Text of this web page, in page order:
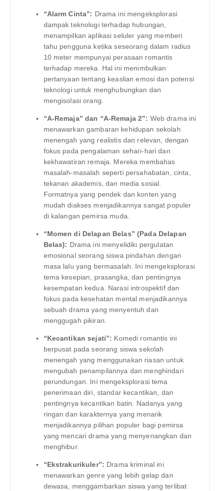
“Alarm Cinta”: Drama ini mengeksplorasi
dampak teknologi terhadap hubungan,
menampilkan aplikasi seluler yang memberi
tahu pengguna ketika seseorang dalam radius
10 meter mempunyai perasaan romantis
terhadap mereka. Hal ini menimbulkan
pertanyaan tentang keaslian emosi dan potensi
teknologi untuk menghubungkan dan
mengisolasi orang.
“A-Remaja” dan “A-Remaja 2”: Web drama ini
menawarkan gambaran kehidupan sekolah
menengah yang realistis dan relevan, dengan
fokus pada pengalaman sehari-hari dan
kekhawatiran remaja. Mereka membahas
masalah-masalah seperti persahabatan, cinta,
tekanan akademis, dan media sosial.
Formatnya yang pendek dan konten yang
mudah diakses menjadikannya sangat populer
di kalangan pemirsa muda.
“Momen di Delapan Belas” (Pada Delapan
Belas): Drama ini menyelidiki pergulatan
emosional seorang siswa pindahan dengan
masa lalu yang bermasalah. Ini mengeksplorasi
tema kesepian, prasangka, dan pentingnya
kesempatan kedua. Narasi introspektif dan
fokus pada kesehatan mental menjadikannya
sebuah drama yang menyentuh dan
menggugah pikiran.
“Kecantikan sejati”: Komedi romantis ini
berpusat pada seorang siswa sekolah
menengah yang menggunakan riasan untuk
mengubah penampilannya dan menghindari
perundungan. Ini mengeksplorasi tema
penerimaan diri, standar kecantikan, dan
pentingnya kecantikan batin. Nadanya yang
ringan dan karakternya yang menarik
menjadikannya pilihan populer bagi pemirsa
yang mencari drama yang menyenangkan dan
menghibur.
“Ekstrakurikuler”: Drama kriminal ini
menawarkan genre yang lebih gelap dan
dewasa, menggambarkan siswa yang terlibat